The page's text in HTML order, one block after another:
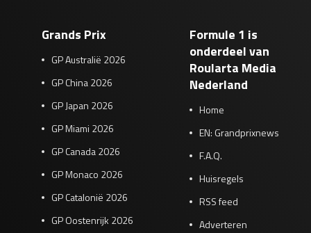
Grands Prix
GP Australië 2026
GP China 2026
GP Japan 2026
GP Miami 2026
GP Canada 2026
GP Monaco 2026
GP Catalonië 2026
GP Oostenrijk 2026
Formule 1 is
onderdeel van
Roularta Media
Nederland
Home
EN: Grandprixnews
F.A.Q.
Huisregels
RSS feed
Adverteren